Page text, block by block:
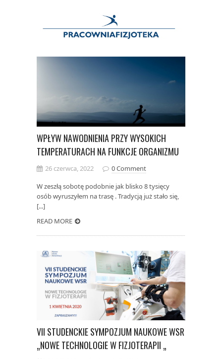
WPŁYW NAWODNIENIA PRZY WYSOKICH
TEMPERATURACH NA FUNKCJE ORGANIZMU
26 czerwca, 2022
0 Comment
W zeszłą sobotę podobnie jak blisko 8 tysięcy
osób wyruszyłem na trasę . Tradycją już stało się,
[...]
READ MORE
VII STUDENCKIE SYMPOZJUM NAUKOWE WSR
„NOWE TECHNOLOGIE W FIZJOTERAPII „